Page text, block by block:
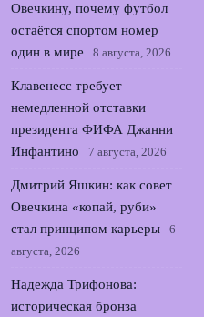
Овечкину, почему футбол
остаётся спортом номер
один в мире
8 августа, 2026
Клавенесс требует
немедленной отставки
президента ФИФА Джанни
Инфантино
7 августа, 2026
Дмитрий Яшкин: как совет
Овечкина «копай, руби»
стал принципом карьеры
6
августа, 2026
Надежда Трифонова:
историческая бронза